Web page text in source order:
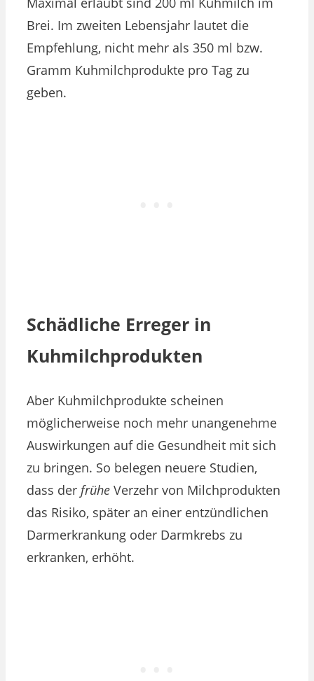
Brei. Im zweiten Lebensjahr lautet die
Empfehlung, nicht mehr als 350 ml bzw.
Gramm Kuhmilchprodukte pro Tag zu
geben.
Schädliche Erreger in
Kuhmilchprodukten
Aber Kuhmilchprodukte scheinen
möglicherweise noch mehr unangenehme
Auswirkungen auf die Gesundheit mit sich
zu bringen. So belegen neuere Studien,
dass der frühe Verzehr von Milchprodukten
das Risiko, später an einer entzündlichen
Darmerkrankung oder Darmkrebs zu
erkranken, erhöht.